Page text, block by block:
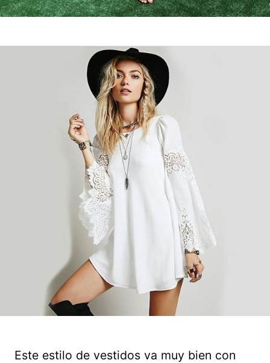
Este estilo de vestidos va muy bien con